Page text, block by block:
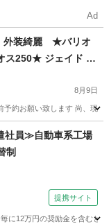
Ad
外装綺麗 ★バリオ
ス250★ ジェイド バ
ジール
8月9日
約お願い致します 尚、現
社員≫自動車系工場
制
提携サイト
に12万円の奨励金を含む